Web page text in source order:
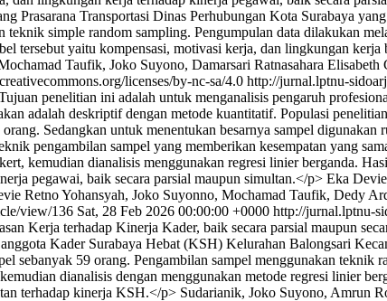
Prasarana Transportasi Dinas Perhubungan Kota Surabaya
teknik simple random sampling. Pengumpulan data dilakukan
tersebut yaitu kompensasi, motivasi kerja, dan lingkungan
Taufik, Joko Suyono, Damarsari Ratnasahara Elisabeth
licenses/by-nc-sa/4.0 http://jurnal.lptnu-
penelitian ini adalah untuk menganalisis pengaruh
adalah deskriptif dengan metode kuantitatif. Populasi
Sedangkan untuk menentukan besarnya sampel
pengambilan sampel yang memberikan kesempatan yang
kemudian dianalisis menggunakan regresi linier berganda.
pegawai, baik secara parsial maupun simultan.</p> Eka
Retno Yohansyah, Joko Suyonno, Mochamad Taufik, Dedy
view/136 Sat, 28 Feb 2026 00:00:00 +0000 http://jurnal.lptnu-
Kerja terhadap Kinerja Kader, baik secara parsial maupun
Kader Surabaya Hebat (KSH) Kelurahan Balongsari
sebanyak 59 orang. Pengambilan sampel menggunakan
dianalisis dengan menggunakan metode regresi linier
terhadap kinerja KSH.</p> Sudarianik, Joko Suyono, Amrun